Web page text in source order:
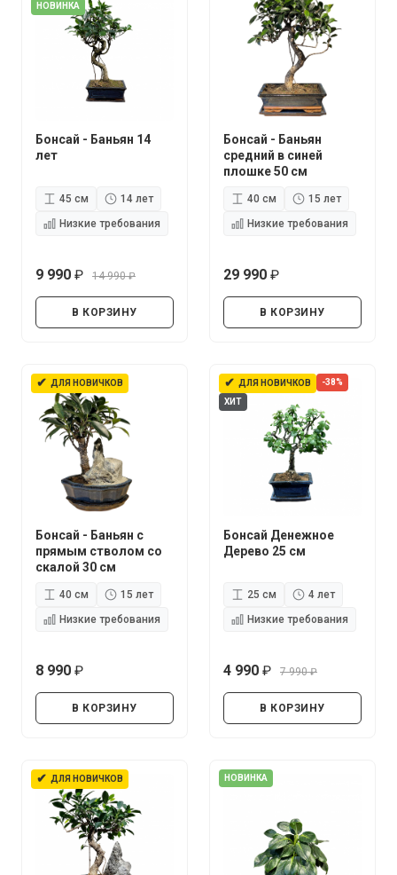
НОВИНКА
Бонсай - Баньян 14
лет
45 см
14 лет
Низкие требования
9 990
14 990
В КОРЗИНУ
Бонсай - Баньян
средний в синей
плошке 50 см
40 см
15 лет
Низкие требования
29 990
В КОРЗИНУ
✔ ДЛЯ НОВИЧКОВ
Бонсай - Баньян с
прямым стволом со
скалой 30 см
40 см
15 лет
Низкие требования
8 990
В КОРЗИНУ
✔ ДЛЯ НОВИЧКОВ
-38%
ХИТ
Бонсай Денежное
Дерево 25 см
25 см
4 лет
Низкие требования
4 990
7 990
В КОРЗИНУ
✔ ДЛЯ НОВИЧКОВ НОВИНКА